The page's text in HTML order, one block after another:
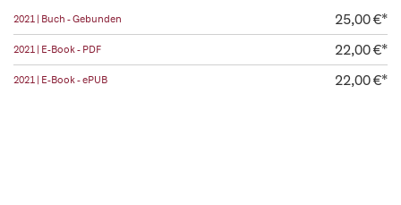
2021 | Buch - Gebunden 25,00 €*
2021 | E-Book - PDF 22,00 €*
2021 | E-Book - ePUB 22,00 €*